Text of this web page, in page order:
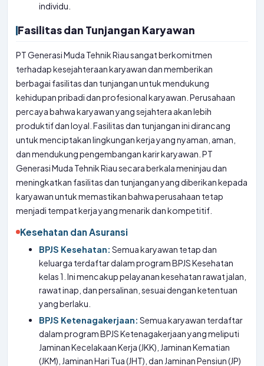
individu.
Fasilitas dan Tunjangan Karyawan
PT Generasi Muda Tehnik Riau sangat berkomitmen
terhadap kesejahteraan karyawan dan memberikan
berbagai fasilitas dan tunjangan untuk mendukung
kehidupan pribadi dan profesional karyawan. Perusahaan
percaya bahwa karyawan yang sejahtera akan lebih
produktif dan loyal. Fasilitas dan tunjangan ini dirancang
untuk menciptakan lingkungan kerja yang nyaman, aman,
dan mendukung pengembangan karir karyawan. PT
Generasi Muda Tehnik Riau secara berkala meninjau dan
meningkatkan fasilitas dan tunjangan yang diberikan kepada
karyawan untuk memastikan bahwa perusahaan tetap
menjadi tempat kerja yang menarik dan kompetitif.
Kesehatan dan Asuransi
BPJS Kesehatan: Semua karyawan tetap dan
keluarga terdaftar dalam program BPJS Kesehatan
kelas 1. Ini mencakup pelayanan kesehatan rawat jalan,
rawat inap, dan persalinan, sesuai dengan ketentuan
yang berlaku.
BPJS Ketenagakerjaan: Semua karyawan terdaftar
dalam program BPJS Ketenagakerjaan yang meliputi
Jaminan Kecelakaan Kerja (JKK), Jaminan Kematian
(JKM), Jaminan Hari Tua (JHT), dan Jaminan Pensiun (JP)